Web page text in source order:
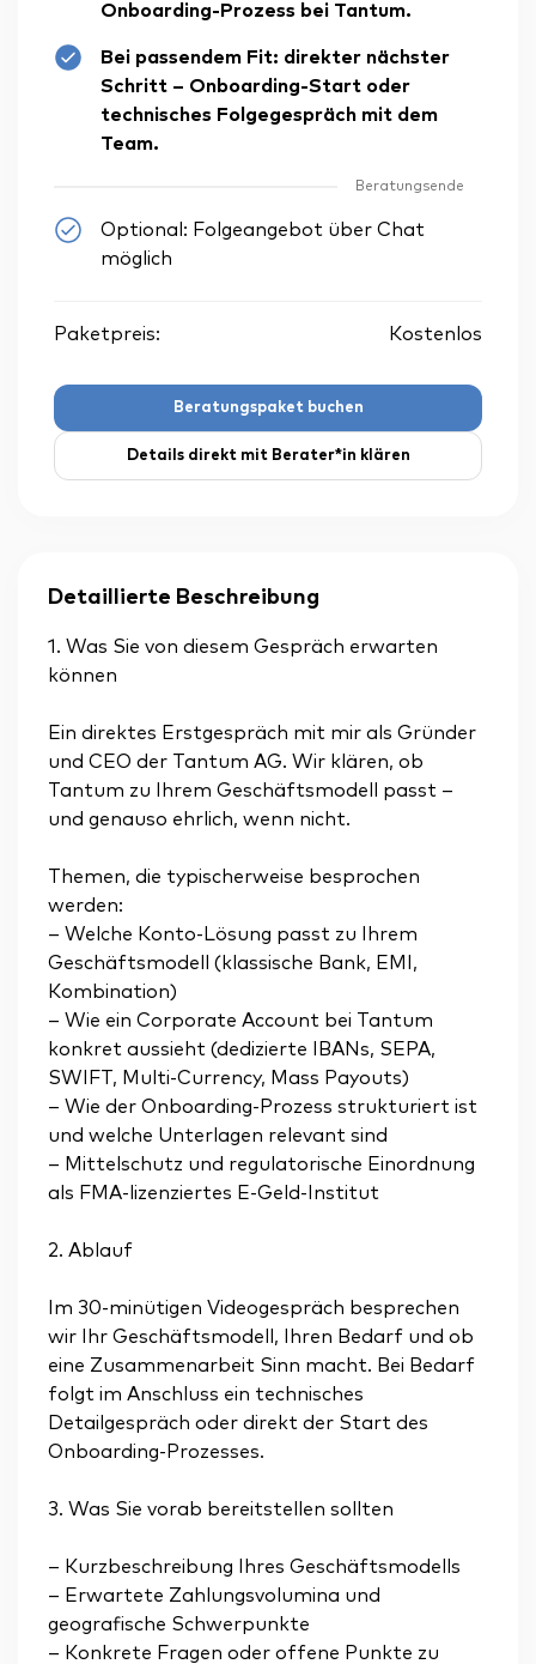
Onboarding-Prozess bei Tantum.
Bei passendem Fit: direkter nächster
Schritt – Onboarding-Start oder
technisches Folgegespräch mit dem
Team.
Beratungsende
Optional: Folgeangebot über Chat
möglich
Paketpreis: Kostenlos
Beratungspaket buchen
Details direkt mit Berater*in klären
Detaillierte Beschreibung
1. Was Sie von diesem Gespräch erwarten
können
Ein direktes Erstgespräch mit mir als Gründer
und CEO der Tantum AG. Wir klären, ob
Tantum zu Ihrem Geschäftsmodell passt –
und genauso ehrlich, wenn nicht.
Themen, die typischerweise besprochen
werden:
– Welche Konto-Lösung passt zu Ihrem
Geschäftsmodell (klassische Bank, EMI,
Kombination)
– Wie ein Corporate Account bei Tantum
konkret aussieht (dedizierte IBANs, SEPA,
SWIFT, Multi-Currency, Mass Payouts)
– Wie der Onboarding-Prozess strukturiert ist
und welche Unterlagen relevant sind
– Mittelschutz und regulatorische Einordnung
als FMA-lizenziertes E-Geld-Institut
2. Ablauf
Im 30-minütigen Videogespräch besprechen
wir Ihr Geschäftsmodell, Ihren Bedarf und ob
eine Zusammenarbeit Sinn macht. Bei Bedarf
folgt im Anschluss ein technisches
Detailgespräch oder direkt der Start des
Onboarding-Prozesses.
3. Was Sie vorab bereitstellen sollten
– Kurzbeschreibung Ihres Geschäftsmodells
– Erwartete Zahlungsvolumina und
geografische Schwerpunkte
– Konkrete Fragen oder offene Punkte zu